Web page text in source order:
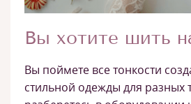
Вы хотите шить
Вы поймете все тонкости
стильной одежды для разных